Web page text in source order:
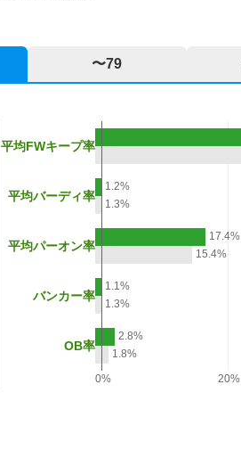
〜79
平均FWキープ率
平均バーディ率
1.2%
1.3%
平均パーオン率
17.4%
15.4%
バンカー率
1.1%
1.3%
OB率
2.8%
1.8%
0%
20%